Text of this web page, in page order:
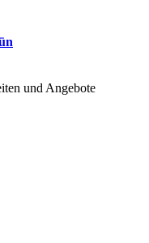
und Angebote